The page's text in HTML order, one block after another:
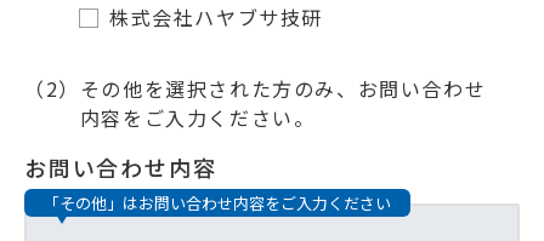
株式会社ハヤブサ技研
（2） その他を選択された方のみ、お問い合わせ
内容をご入力ください。
お問い合わせ内容
「その他」はお問い合わせ内容をご入力ください